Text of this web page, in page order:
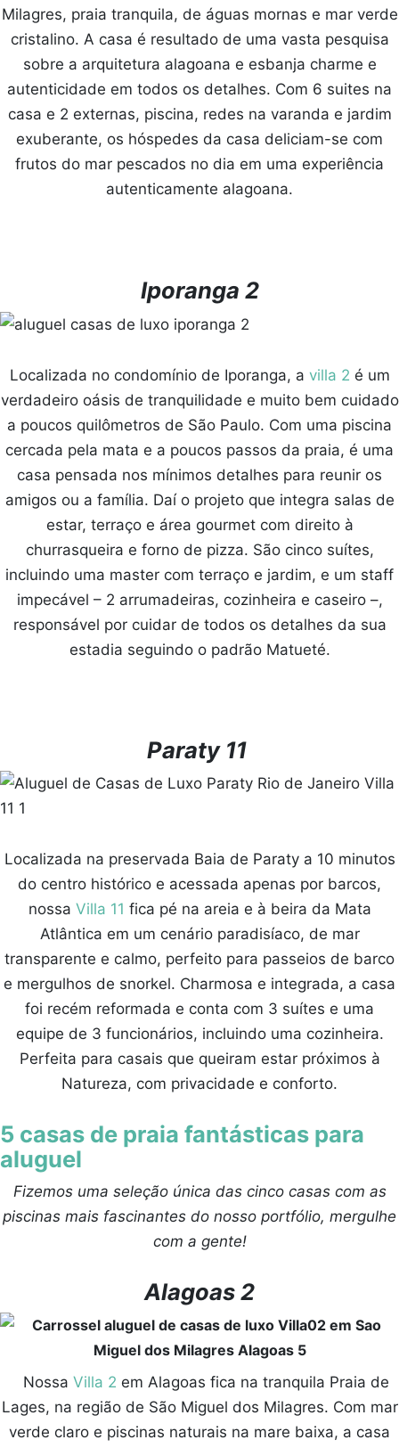
Milagres, praia tranquila, de águas mornas e mar verde
cristalino. A casa é resultado de uma vasta pesquisa
sobre a arquitetura alagoana e esbanja charme e
autenticidade em todos os detalhes. Com 6 suites na
casa e 2 externas, piscina, redes na varanda e jardim
exuberante, os hóspedes da casa deliciam-se com
frutos do mar pescados no dia em uma experiência
autenticamente alagoana.
Iporanga 2
Localizada no condomínio de Iporanga, a villa 2 é um
verdadeiro oásis de tranquilidade e muito bem cuidado
a poucos quilômetros de São Paulo. Com uma piscina
cercada pela mata e a poucos passos da praia, é uma
casa pensada nos mínimos detalhes para reunir os
amigos ou a família. Daí o projeto que integra salas de
estar, terraço e área gourmet com direito à
churrasqueira e forno de pizza. São cinco suítes,
incluindo uma master com terraço e jardim, e um staff
impecável – 2 arrumadeiras, cozinheira e caseiro –,
responsável por cuidar de todos os detalhes da sua
estadia seguindo o padrão Matueté.
Paraty 11
Localizada na preservada Baia de Paraty a 10 minutos
do centro histórico e acessada apenas por barcos,
nossa Villa 11 fica pé na areia e à beira da Mata
Atlântica em um cenário paradisíaco, de mar
transparente e calmo, perfeito para passeios de barco
e mergulhos de snorkel. Charmosa e integrada, a casa
foi recém reformada e conta com 3 suítes e uma
equipe de 3 funcionários, incluindo uma cozinheira.
Perfeita para casais que queiram estar próximos à
Natureza, com privacidade e conforto.
5 casas de praia fantásticas para
aluguel
Fizemos uma seleção única das cinco casas com as
piscinas mais fascinantes do nosso portfólio, mergulhe
com a gente!
Alagoas 2
Nossa Villa 2 em Alagoas fica na tranquila Praia de
Lages, na região de São Miguel dos Milagres. Com mar
verde claro e piscinas naturais na mare baixa, a casa